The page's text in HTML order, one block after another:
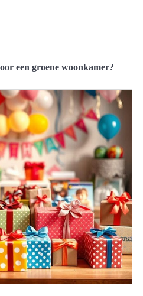
een groene woonkamer?